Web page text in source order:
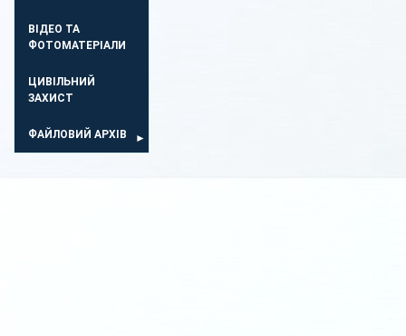
ВІДЕО ТА
ФОТОМАТЕРІАЛИ
ЦИВІЛЬНИЙ
ЗАХИСТ
ФАЙЛОВИЙ АРХІВ